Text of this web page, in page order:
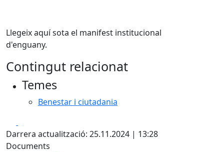
Llegeix aquí sota el manifest institucional
d'enguany.
Contingut relacionat
Temes
Benestar i ciutadania
Darrera actualització: 25.11.2024 | 13:28
Documents